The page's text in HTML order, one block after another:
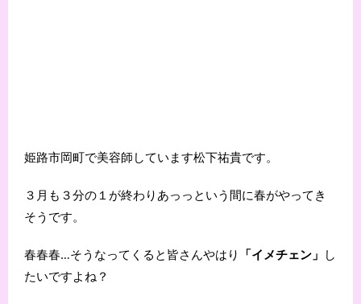
姫路市岡町で美容師しています松下祐貴です。
３月も３分の１が終わりあっっという間に春がやってき
そうです。
春春春…そうなってくると皆さんやはり 「イメチェン」 し
たいですよね？